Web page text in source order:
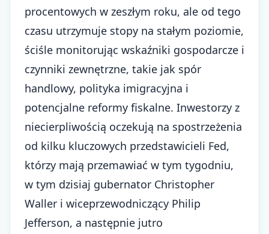
procentowych w zeszłym roku, ale od tego
czasu utrzymuje stopy na stałym poziomie,
ściśle monitorując wskaźniki gospodarcze i
czynniki zewnętrzne, takie jak spór
handlowy, polityka imigracyjna i
potencjalne reformy fiskalne. Inwestorzy z
niecierpliwością oczekują na spostrzeżenia
od kilku kluczowych przedstawicieli Fed,
którzy mają przemawiać w tym tygodniu,
w tym dzisiaj gubernator Christopher
Waller i wiceprzewodniczący Philip
Jefferson, a następnie jutro